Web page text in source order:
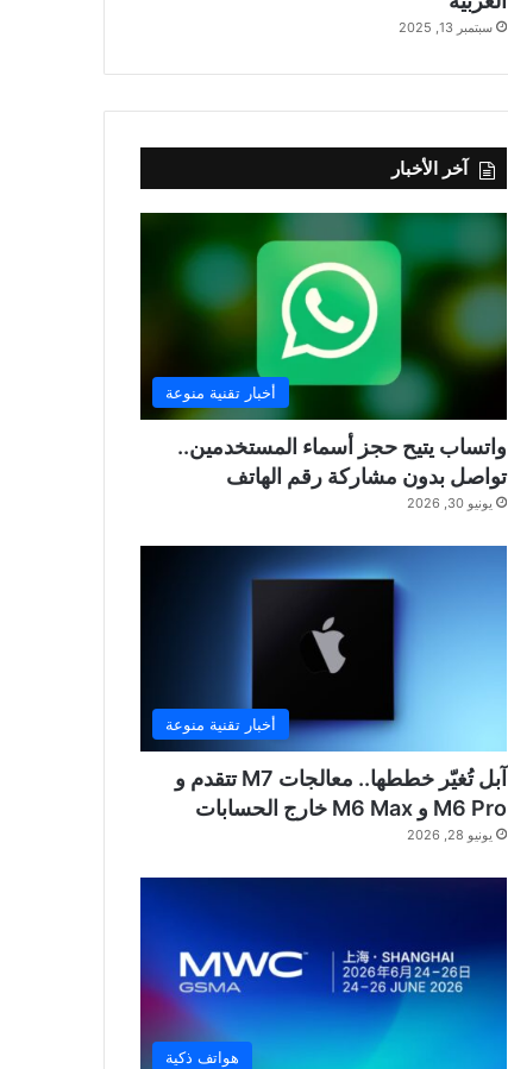
سبتمبر 13, 2025
آخر الأخبار
أخبار تقنية منوعة
واتساب يتيح حجز أسماء المستخدمين..
تواصل بدون مشاركة رقم الهاتف
يونيو 30, 2026
أخبار تقنية منوعة
آبل تُغيّر خططها.. معالجات M7 تتقدم و
M6 Pro و M6 Max خارج الحسابات
يونيو 28, 2026
هواتف ذكية